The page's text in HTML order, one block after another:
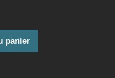
panier